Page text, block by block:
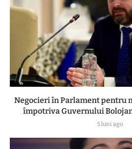
Negocieri în Parlament pentru
împotriva Guvernului
5 luni ago